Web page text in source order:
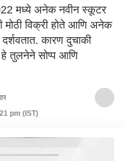
मध्ये अनेक नवीन स्कूटर
मोठी विक्री होते आणि अनेक
कारण दुचाकी
हे तुलनेने सोप्प आणि
pm (IST)